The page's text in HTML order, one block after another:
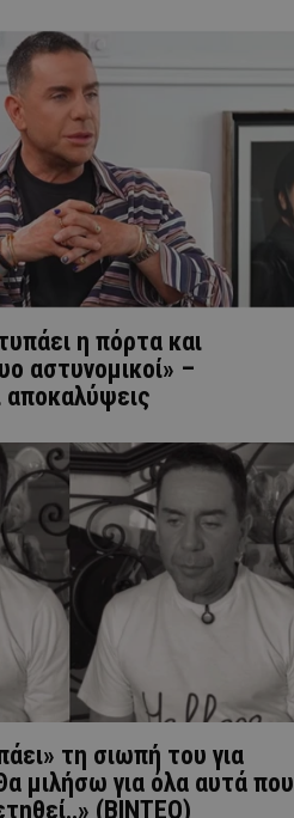
η πόρτα και
αστυνομικοί» –
αποκαλύψεις
τη σιωπή του για
μιλήσω για όλα αυτά που
(ΒΙΝΤΕΟ)